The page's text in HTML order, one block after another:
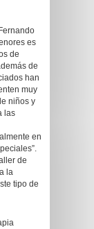
es
de
de
han
muy
niños y
las
en
de
la
tipo de